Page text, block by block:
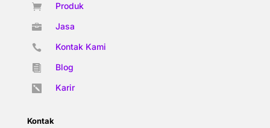
 Produk
 Jasa
 Kontak Kami
 Blog
 Karir
Kontak